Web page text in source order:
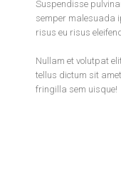
Suspendisse
semper malesuada
risus eu risus
Nullam et volutpat
tellus dictum sit
fringilla sem uisque!